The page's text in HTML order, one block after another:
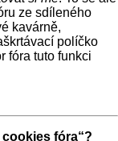
ze sdíleného
kavárně,
políčko
fóra tuto funkci
fóra“?